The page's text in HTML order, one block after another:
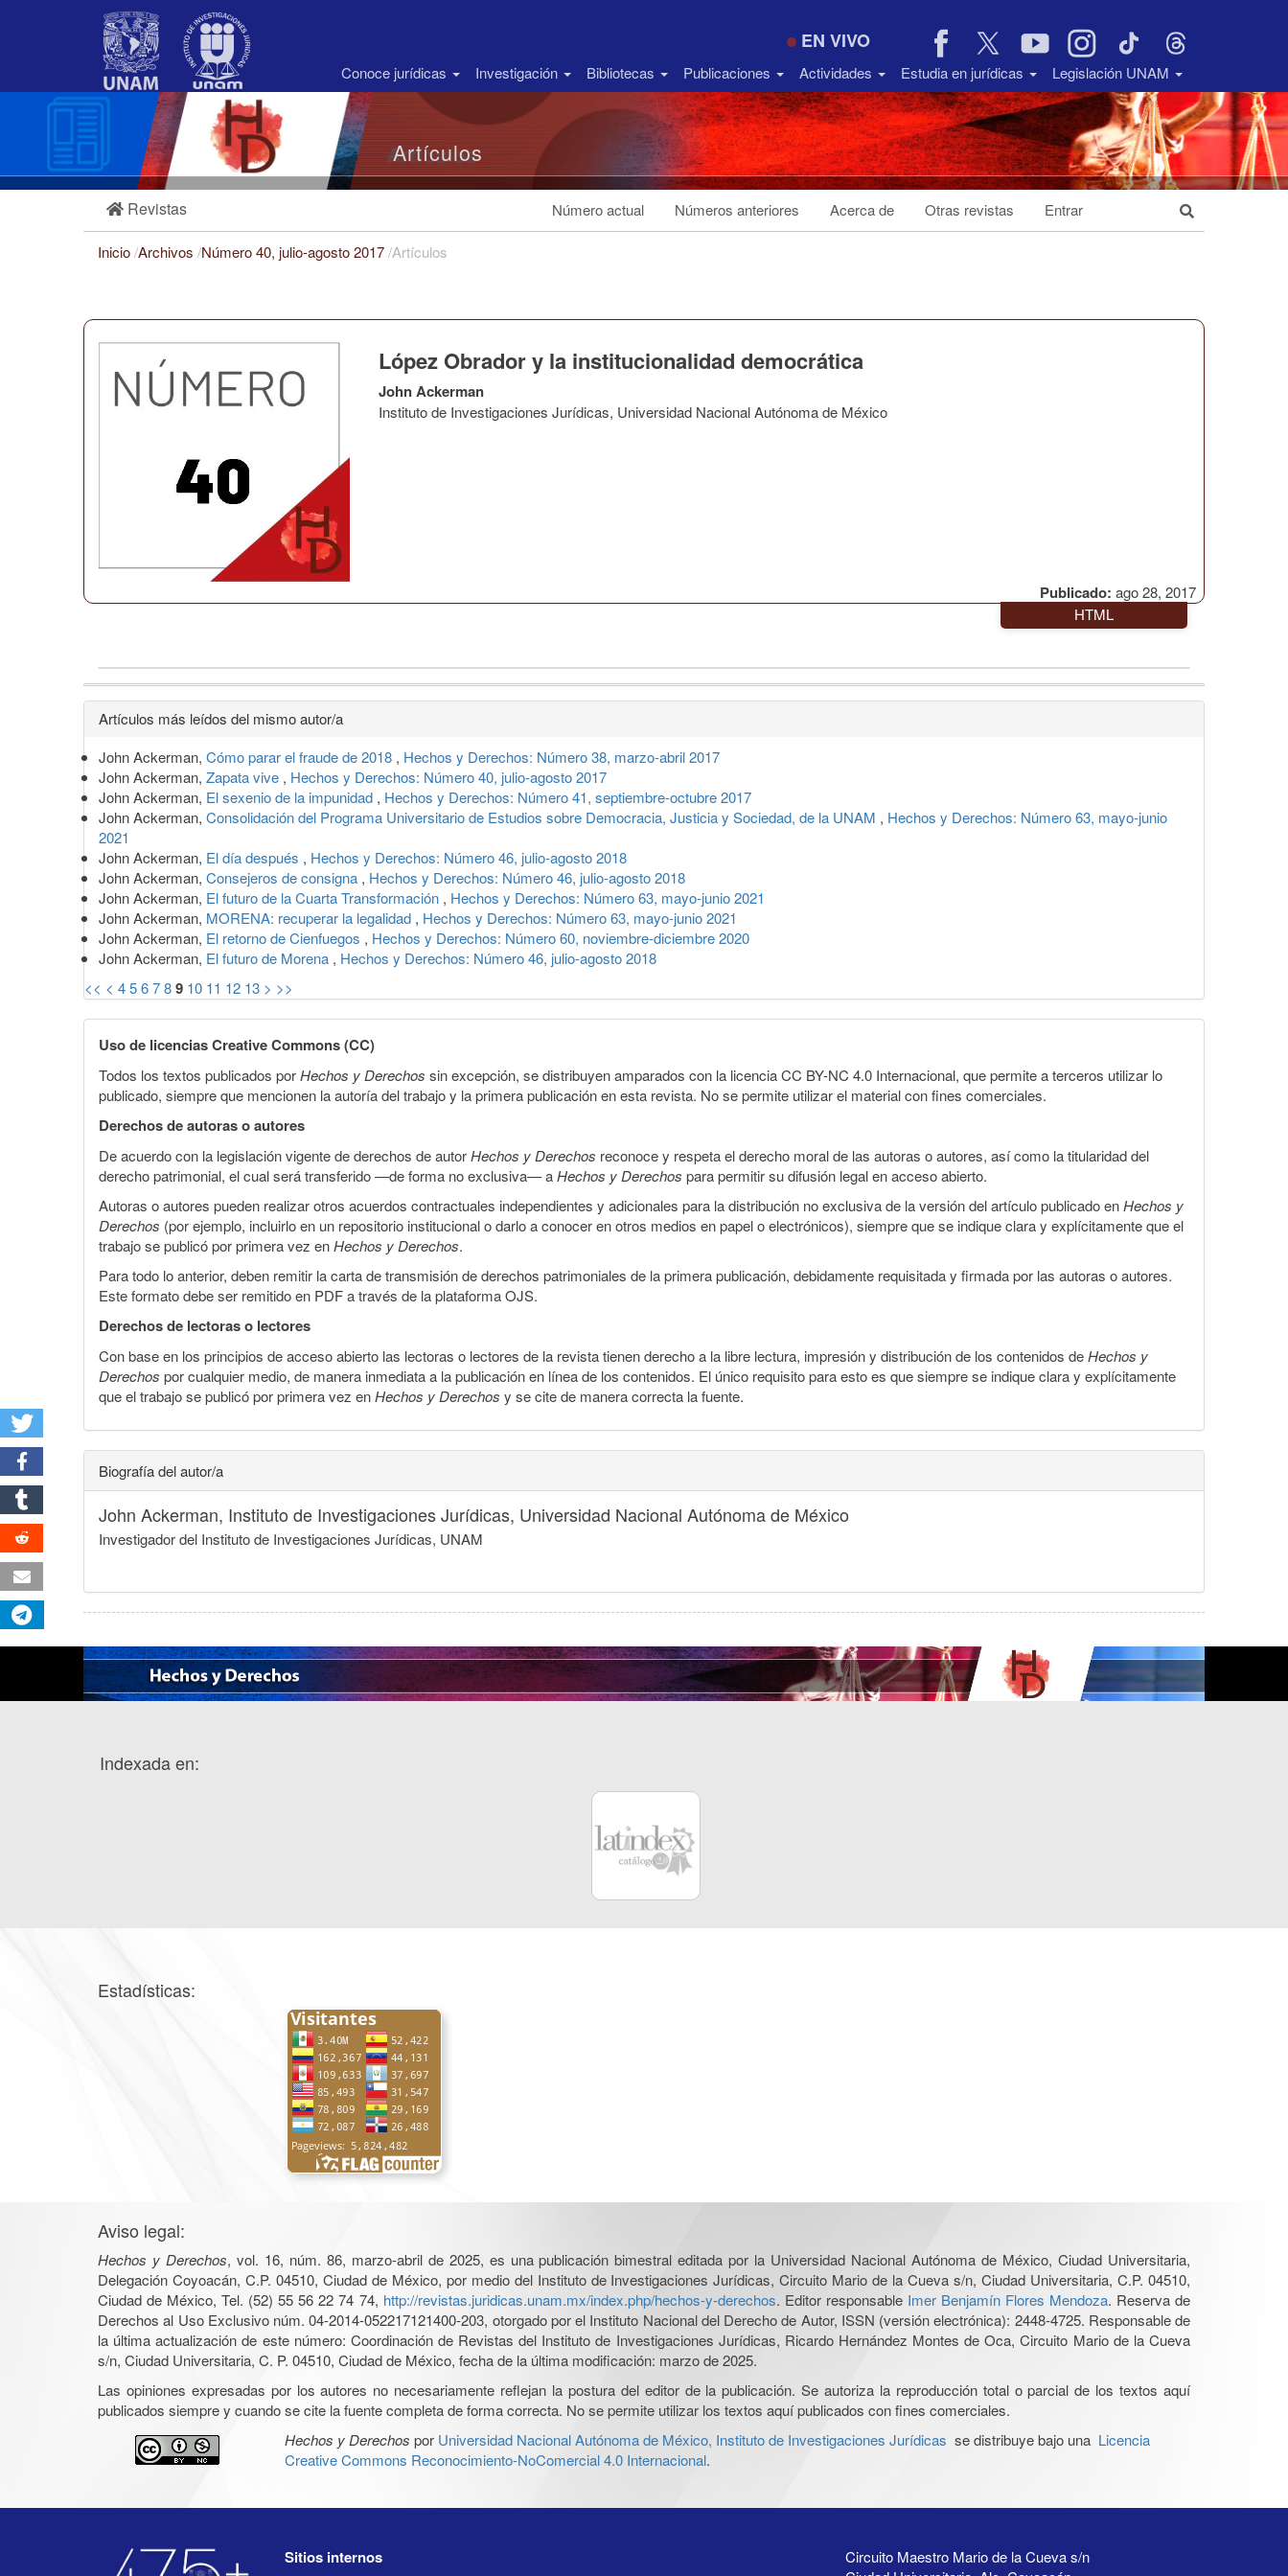
Barra
EN VIVO
Conoce jurídicas Investigación Bibliotecas Publicaciones Actividades Estudia en jurídicas Legislación UNAM
Artículos
Revistas Número actual Números anteriores Acerca de Otras revistas Entrar
Inicio/Archivos /Número 40, julio-agosto 2017/Artículos
Publicado: ago 28, 2017
López Obrador y la institucionalidad democrática
John Ackerman
Instituto de Investigaciones Jurídicas, Universidad Nacional Autónoma de México
HTML
Detalles
del
artículo
Artículos más leídos del mismo autor/a
John Ackerman, Cómo parar el fraude de 2018 , Hechos y Derechos: Número 38, marzo-abril 2017
John Ackerman, Zapata vive , Hechos y Derechos: Número 40, julio-agosto 2017
John Ackerman, El sexenio de la impunidad , Hechos y Derechos: Número 41, septiembre-octubre 2017
John Ackerman, Consolidación del Programa Universitario de Estudios sobre Democracia, Justicia y Sociedad, de la UNAM , Hechos y Derechos: Número 63, mayo-junio
2021
John Ackerman, El día después , Hechos y Derechos: Número 46, julio-agosto 2018
John Ackerman, Consejeros de consigna , Hechos y Derechos: Número 46, julio-agosto 2018
John Ackerman, El futuro de la Cuarta Transformación , Hechos y Derechos: Número 63, mayo-junio 2021
John Ackerman, MORENA: recuperar la legalidad , Hechos y Derechos: Número 63, mayo-junio 2021
John Ackerman, El retorno de Cienfuegos , Hechos y Derechos: Número 60, noviembre-diciembre 2020
John Ackerman, El futuro de Morena , Hechos y Derechos: Número 46, julio-agosto 2018
<< < 456789 10 11 12 13 > >>
Uso de licencias Creative Commons (CC)
Todos los textos publicados porHechos y Derechos sin excepción, se distribuyen amparados con la licencia CC BY-NC 4.0 Internacional, que permite a terceros utilizar lo
publicado, siempre que mencionen la autoría del trabajo y la primera publicación en esta revista. No se permite utilizar el material con fines comerciales.
Derechos de autoras o autores
De acuerdo con la legislación vigente de derechos de autorHechos y Derechos reconoce y respeta el derecho moral de las autoras o autores, así como la titularidad del
derecho patrimonial, el cual será transferido —de forma no exclusiva— aHechos y Derechos para permitir su difusión legal en acceso abierto.
Autoras o autores pueden realizar otros acuerdos contractuales independientes y adicionales para la distribución no exclusiva de la versión del artículo publicado enHechos y
Derechos (por ejemplo, incluirlo en un repositorio institucional o darlo a conocer en otros medios en papel o electrónicos), siempre que se indique clara y explícitamente que el
trabajo se publicó por primera vez enHechos y Derechos.
Para todo lo anterior, deben remitir la carta de transmisión de derechos patrimoniales de la primera publicación, debidamente requisitada y firmada por las autoras o autores.
Este formato debe ser remitido en PDF a través de la plataforma OJS.
Derechos de lectoras o lectores
Con base en los principios de acceso abierto las lectoras o lectores de la revista tienen derecho a la libre lectura, impresión y distribución de los contenidos deHechos y
Derechos por cualquier medio, de manera inmediata a la publicación en línea de los contenidos. El único requisito para esto es que siempre se indique clara y explícitamente
que el trabajo se publicó por primera vez enHechos y Derechos y se cite de manera correcta la fuente.
Biografía del autor/a
John Ackerman, Instituto de Investigaciones Jurídicas, Universidad Nacional Autónoma de México
Investigador del Instituto de Investigaciones Jurídicas, UNAM
Indexada en:
Estadísticas:
Aviso legal:
Hechos y Derechos, vol. 16, núm. 86, marzo-abril de 2025, es una publicación bimestral editada por la Universidad Nacional Autónoma de México, Ciudad Universitaria,
Delegación Coyoacán, C.P. 04510, Ciudad de México, por medio del Instituto de Investigaciones Jurídicas, Circuito Mario de la Cueva s/n, Ciudad Universitaria, C.P. 04510,
Ciudad de México, Tel. (52) 55 56 22 74 74, http://revistas.juridicas.unam.mx/index.php/hechos-y-derechos. Editor responsable Imer Benjamín Flores Mendoza. Reserva de
Derechos al Uso Exclusivo núm. 04-2014-052217121400-203, otorgado por el Instituto Nacional del Derecho de Autor, ISSN (versión electrónica): 2448-4725. Responsable de
la última actualización de este número: Coordinación de Revistas del Instituto de Investigaciones Jurídicas, Ricardo Hernández Montes de Oca, Circuito Mario de la Cueva
s/n, Ciudad Universitaria, C. P. 04510, Ciudad de México, fecha de la última modificación: marzo de 2025.
Las opiniones expresadas por los autores no necesariamente reflejan la postura del editor de la publicación. Se autoriza la reproducción total o parcial de los textos aquí
publicados siempre y cuando se cite la fuente completa de forma correcta. No se permite utilizar los textos aquí publicados con fines comerciales.
Hechos y Derechos por Universidad Nacional Autónoma de México, Instituto de Investigaciones Jurídicas se distribuye bajo una Licencia
Creative Commons Reconocimiento-NoComercial 4.0 Internacional.
Sitios internos
Circuito Maestro Mario de la Cueva s/n